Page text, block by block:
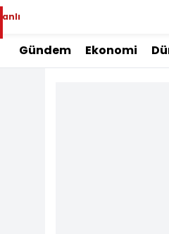
Canlı
Gündem Ekonomi